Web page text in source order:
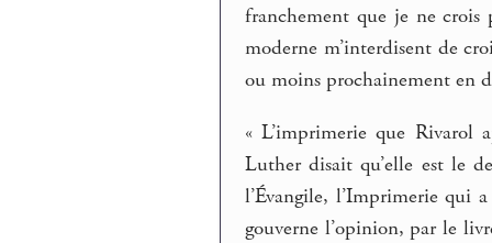
franchement que je ne
moderne m’interdisent de
ou moins prochainement en
« L’imprimerie que Rivarol
Luther disait qu’elle est le
l’Évangile, l’Imprimerie qui
gouverne l’opinion, par le